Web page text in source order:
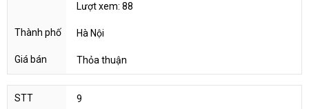
Lượt xem: 88
Hà Nội
Thỏa thuận
9